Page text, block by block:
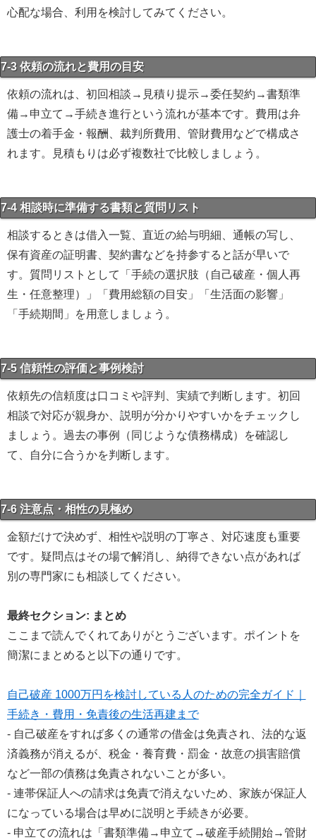
心配な場合、利用を検討してみてください。
7-3 依頼の流れと費用の目安
依頼の流れは、初回相談→見積り提示→委任契約→書類準
備→申立て→手続き進行という流れが基本です。費用は弁
護士の着手金・報酬、裁判所費用、管財費用などで構成さ
れます。見積もりは必ず複数社で比較しましょう。
7-4 相談時に準備する書類と質問リスト
相談するときは借入一覧、直近の給与明細、通帳の写し、
保有資産の証明書、契約書などを持参すると話が早いで
す。質問リストとして「手続の選択肢（自己破産・個人再
生・任意整理）」「費用総額の目安」「生活面の影響」
「手続期間」を用意しましょう。
7-5 信頼性の評価と事例検討
依頼先の信頼度は口コミや評判、実績で判断します。初回
相談で対応が親身か、説明が分かりやすいかをチェックし
ましょう。過去の事例（同じような債務構成）を確認し
て、自分に合うかを判断します。
7-6 注意点・相性の見極め
金額だけで決めず、相性や説明の丁寧さ、対応速度も重要
です。疑問点はその場で解消し、納得できない点があれば
別の専門家にも相談してください。
最終セクション: まとめ
ここまで読んでくれてありがとうございます。ポイントを
簡潔にまとめると以下の通りです。
自己破産 1000万円を検討している人のための完全ガイド｜
手続き・費用・免責後の生活再建まで
- 自己破産をすれば多くの通常の借金は免責され、法的な返
済義務が消えるが、税金・養育費・罰金・故意の損害賠償
など一部の債務は免責されないことが多い。
- 連帯保証人への請求は免責で消えないため、家族が保証人
になっている場合は早めに説明と手続きが必要。
- 申立ての流れは「書類準備→申立て→破産手続開始→管財